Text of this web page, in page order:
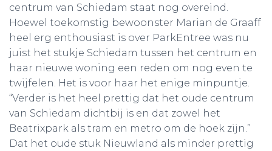
centrum van Schiedam staat nog overeind.
Hoewel toekomstig bewoonster Marian de Graaff
heel erg enthousiast is over ParkEntree was nu
juist het stukje Schiedam tussen het centrum en
haar nieuwe woning een reden om nog even te
twijfelen. Het is voor haar het enige minpuntje.
“Verder is het heel prettig dat het oude centrum
van Schiedam dichtbij is en dat zowel het
Beatrixpark als tram en metro om de hoek zijn.”
Dat het oude stuk Nieuwland als minder prettig